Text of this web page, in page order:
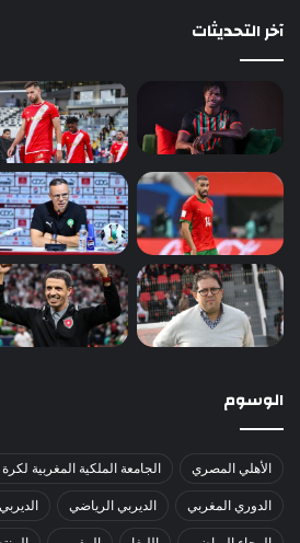
آخر التحديثات
الوسوم
الأهلي المصري الجامعة الملكية المغربية لكرة
الدوري المغربي الديربي الرياضي